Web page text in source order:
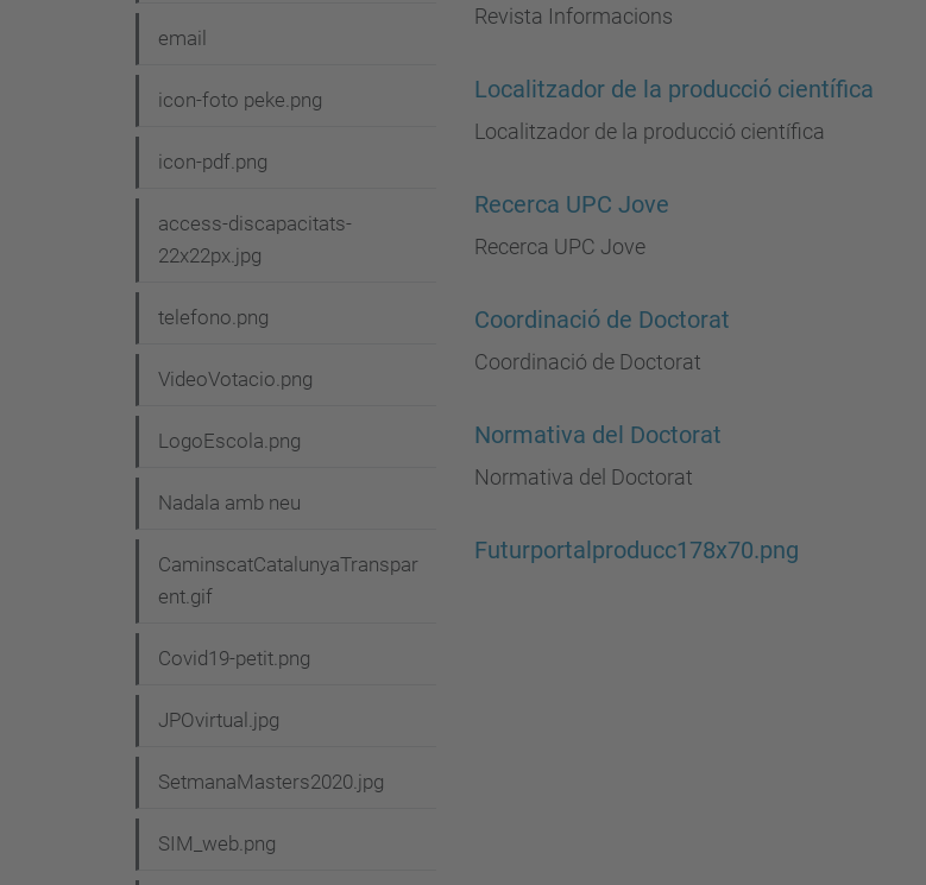
Revista Informacions
Localitzador de la producció científica
Localitzador de la producció científica
Recerca UPC Jove
Recerca UPC Jove
Coordinació de Doctorat
Coordinació de Doctorat
Normativa del Doctorat
Normativa del Doctorat
Futurportalproducc178x70.png
email
icon-foto peke.png
icon-pdf.png
access-discapacitats-
22x22px.jpg
telefono.png
VideoVotacio.png
LogoEscola.png
Nadala amb neu
CaminscatCatalunyaTranspar
ent.gif
Covid19-petit.png
JPOvirtual.jpg
SetmanaMasters2020.jpg
SIM_web.png